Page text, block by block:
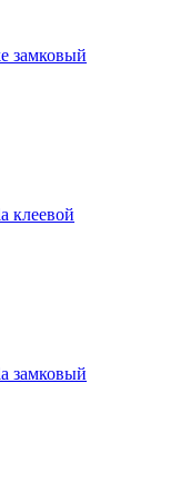
замковый
клеевой
замковый